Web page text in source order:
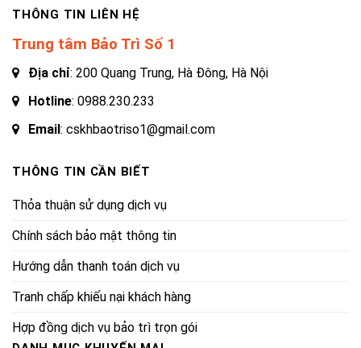
THÔNG TIN LIÊN HỆ
Trung tâm Bảo Trì Số 1
Địa chỉ: 200 Quang Trung, Hà Đông, Hà Nội
Hotline: 0988.230.233
Email: cskhbaotriso1@gmail.com
THÔNG TIN CẦN BIẾT
Thỏa thuận sử dụng dịch vụ
Chính sách bảo mật thông tin
Hướng dẫn thanh toán dịch vụ
Tranh chấp khiếu nại khách hàng
Hợp đồng dịch vụ bảo trì trọn gói